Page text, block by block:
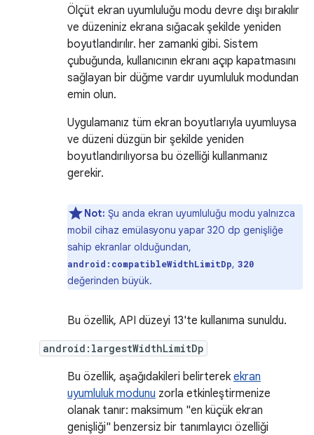
Ölçüt ekran uyumluluğu modu devre dışı bırakılır
ve düzeniniz ekrana sığacak şekilde yeniden
boyutlandırılır. her zamanki gibi. Sistem
çubuğunda, kullanıcının ekranı açıp kapatmasını
sağlayan bir düğme vardır uyumluluk modundan
emin olun.
Uygulamanız tüm ekran boyutlarıyla uyumluysa
ve düzeni düzgün bir şekilde yeniden
boyutlandırılıyorsa bu özelliği kullanmanız
gerekir.
Not: Şu anda ekran uyumluluğu modu yalnızca
mobil cihaz emülasyonu yapar 320 dp genişliğe
sahip ekranlar olduğundan,
android:compatibleWidthLimitDp, 320
değerinden büyük.
Bu özellik, API düzeyi 13'te kullanıma sunuldu.
android:largestWidthLimitDp
Bu özellik, aşağıdakileri belirterek ekran
uyumluluk modunu zorla etkinleştirmenize
olanak tanır: maksimum "en küçük ekran
genişliği" benzersiz bir tanımlayıcı özelliği